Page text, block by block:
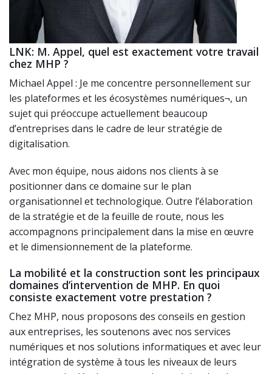
LNK: M. Appel, quel est exactement votre travail
chez MHP ?
Michael Appel : Je me concentre personnellement sur
les plateformes et les écosystèmes numériques¬, un
sujet qui préoccupe actuellement beaucoup
d’entreprises dans le cadre de leur stratégie de
digitalisation.
Avec mon équipe, nous aidons nos clients à se
positionner dans ce domaine sur le plan
organisationnel et technologique. Outre l’élaboration
de la stratégie et de la feuille de route, nous les
accompagnons principalement dans la mise en œuvre
et le dimensionnement de la plateforme.
La mobilité et la construction sont les principaux
domaines d’intervention de MHP. En quoi
consiste exactement votre prestation ?
Chez MHP, nous proposons des conseils en gestion
aux entreprises, les soutenons avec nos services
numériques et nos solutions informatiques et avec leur
intégration de système à tous les niveaux de leurs